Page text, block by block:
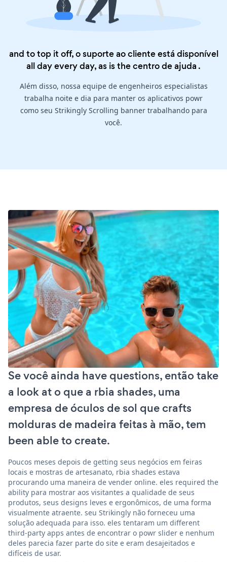
and to top it off, o suporte ao cliente está disponível
all day every day, as is thecentro de ajuda .
Além disso, nossa equipe de engenheiros especialistas
trabalha noite e dia para manter os aplicativos powr
como seu Strikingly Scrolling banner trabalhando para
você.
Se você ainda have questions, então take
a look at o que a rbia shades, uma
empresa de óculos de sol que crafts
molduras de madeira feitas à mão, tem
been able to create.
Poucos meses depois de getting seus negócios em feiras
locais e mostras de artesanato, rbia shades estava
procurando uma maneira de vender online. eles required the
ability para mostrar aos visitantes a qualidade de seus
produtos, seus designs leves e ergonômicos, de uma forma
visualmente atraente. seu Strikingly não forneceu uma
solução adequada para isso. eles tentaram um different
third-party apps antes de encontrar o powr slider e nenhum
deles parecia fazer parte do site e eram desajeitados e
difíceis de usar.